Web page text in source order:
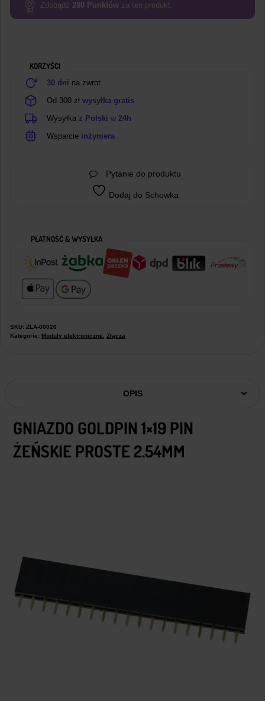
żeńskie
Zdobądź 280 Punktów za ten produkt.
KORZYŚCI
30 dni na zwrot
Od 300 zł wysyłka gratis
Wysyłka z Polski w 24h
Wsparcie inżyniera
Pytanie do produktu
Dodaj do Schowka
PŁATNOŚĆ & WYSYŁKA
SKU: ZLA-00026
Kategorie: Moduły elektroniczne Złącza
OPIS
GNIAZDO GOLDPIN 1×19 PIN
ŻEŃSKIE PROSTE 2.54MM